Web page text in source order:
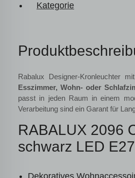
Kategorie
Rabalux Designer-Kronleuchter
Esszimmer, Wohn- oder
passt in jeden Raum in einem
Verarbeitung sind ein Garant für
RABALUX 2096
schwarz LED
Dekoratives